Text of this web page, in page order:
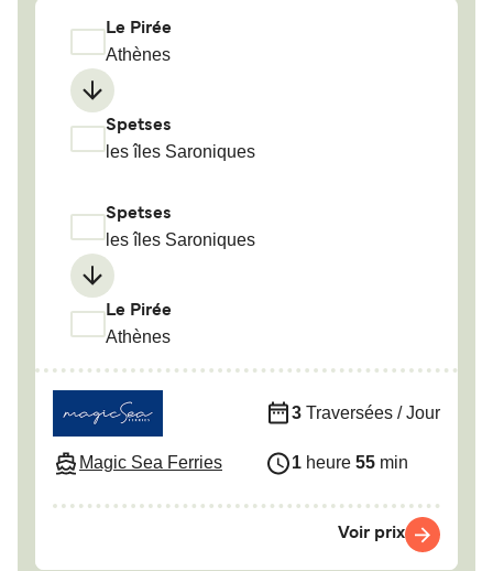
Le Pirée
Athènes
Spetses
les îles Saroniques
Spetses
les îles Saroniques
Le Pirée
Athènes
Magic Sea Ferries
3 Traversées / Jour
1 heure 55 min
Voir prix